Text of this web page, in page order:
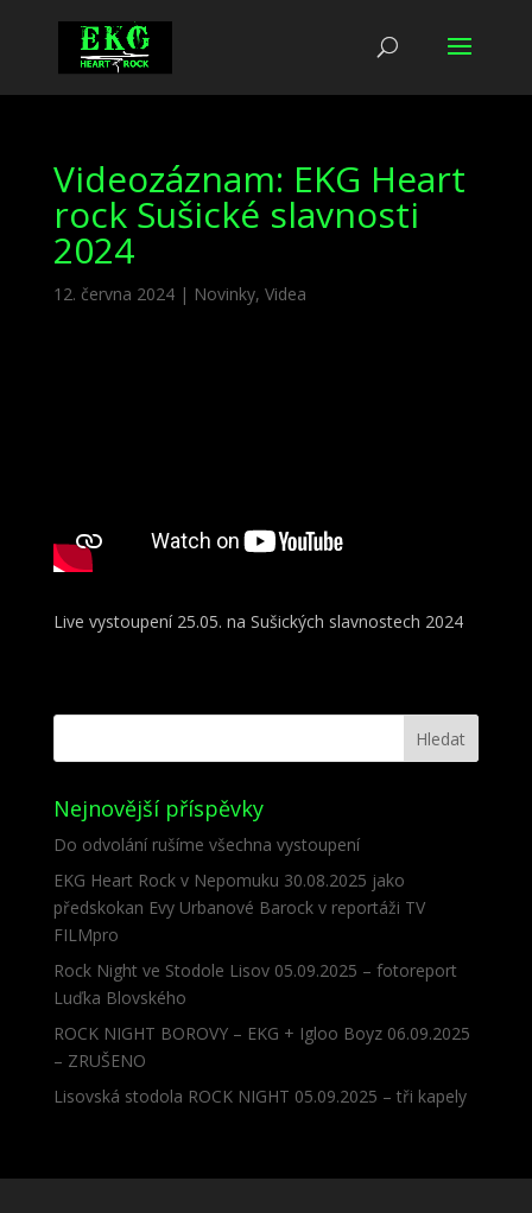
Videozáznam: EKG Heart
rock Sušické slavnosti
2024
12. června 2024| Novinky, Videa
Live vystoupení 25.05. na Sušických slavnostech 2024
Nejnovější příspěvky
Do odvolání rušíme všechna vystoupení
EKG Heart Rock v Nepomuku 30.08.2025 jako
předskokan Evy Urbanové Barock v reportáži TV
FILMpro
Rock Night ve Stodole Lisov 05.09.2025 – fotoreport
Luďka Blovského
ROCK NIGHT BOROVY – EKG + Igloo Boyz 06.09.2025
– ZRUŠENO
Lisovská stodola ROCK NIGHT 05.09.2025 – tři kapely